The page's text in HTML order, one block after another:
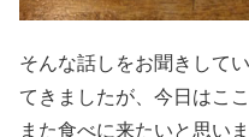
そんな話しをお聞きして
てきましたが、今日はここ
また食べに来たいと思いま